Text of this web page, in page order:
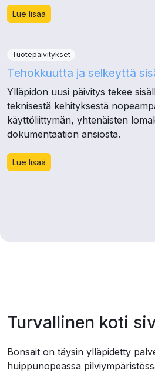
Lue lisää
Tuotepäivitykset
Tehokkuutta ja selkeyttä
Ylläpidon uusi päivitys tekee
teknisestä kehityksestä
käyttöliittymän, yhtenäisten
dokumentaation ansiosta.
Lue lisää
Turvallinen koti
Bonsait on täysin ylläpidetty
huippunopeassa